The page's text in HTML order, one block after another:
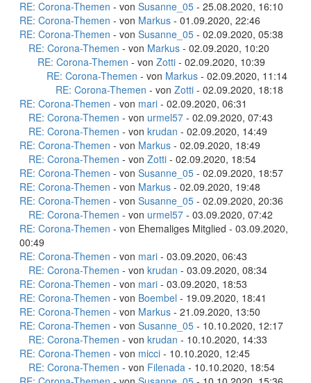
RE: Corona-Themen - von Susanne_05 - 25.08.2020, 16:10
RE: Corona-Themen - von Markus - 01.09.2020, 22:46
RE: Corona-Themen - von Susanne_05 - 02.09.2020, 05:38
RE: Corona-Themen - von Markus - 02.09.2020, 10:20
RE: Corona-Themen - von Zotti - 02.09.2020, 10:39
RE: Corona-Themen - von Markus - 02.09.2020, 11:14
RE: Corona-Themen - von Zotti - 02.09.2020, 18:18
RE: Corona-Themen - von mari - 02.09.2020, 06:31
RE: Corona-Themen - von urmel57 - 02.09.2020, 07:43
RE: Corona-Themen - von krudan - 02.09.2020, 14:49
RE: Corona-Themen - von Markus - 02.09.2020, 18:49
RE: Corona-Themen - von Zotti - 02.09.2020, 18:54
RE: Corona-Themen - von Susanne_05 - 02.09.2020, 18:57
RE: Corona-Themen - von Markus - 02.09.2020, 19:48
RE: Corona-Themen - von Susanne_05 - 02.09.2020, 20:36
RE: Corona-Themen - von urmel57 - 03.09.2020, 07:42
RE: Corona-Themen - von Ehemaliges Mitglied - 03.09.2020,
00:49
RE: Corona-Themen - von mari - 03.09.2020, 06:43
RE: Corona-Themen - von krudan - 03.09.2020, 08:34
RE: Corona-Themen - von mari - 03.09.2020, 18:53
RE: Corona-Themen - von Boembel - 19.09.2020, 18:41
RE: Corona-Themen - von Markus - 21.09.2020, 13:50
RE: Corona-Themen - von Susanne_05 - 10.10.2020, 12:17
RE: Corona-Themen - von krudan - 10.10.2020, 14:33
RE: Corona-Themen - von micci - 10.10.2020, 12:45
RE: Corona-Themen - von Filenada - 10.10.2020, 18:54